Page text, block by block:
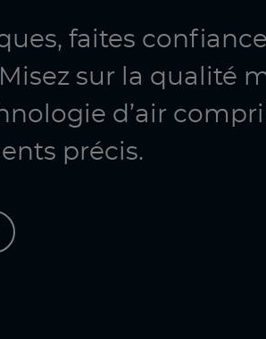
faites
sur la qualité
d’air
précis.